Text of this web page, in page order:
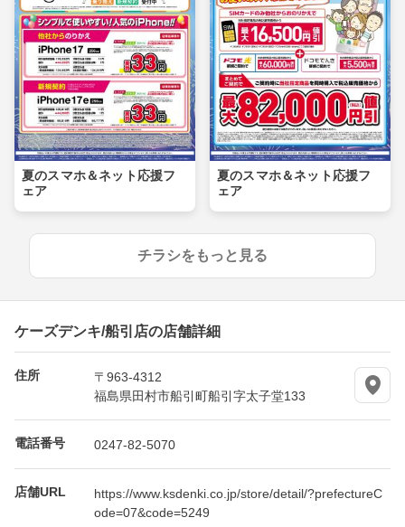
夏のスマホ＆ネット応援フ
ェア
夏のスマホ＆ネット応援フ
ェア
チラシをもっと見る
ケーズデンキ/船引店の店舗詳細
住所
〒963-4312
福島県田村市船引町船引字太子堂133
電話番号 0247-82-5070
店舗URL
https://www.ksdenki.co.jp/store/detail/?prefectureC
ode=07&code=5249